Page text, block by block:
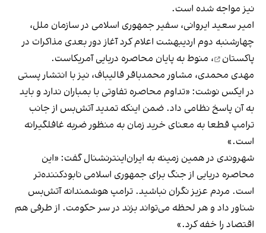
نیز مواجه شده است.
امیر سعید ایروانی، سفیر جمهوری اسلامی در سازمان ملل،
چهارشنبه دوم اردیبهشت اعلام کرد آغازدور بعدی مذاکرات در
پاکستان
، منوط به پایان محاصره دریایی آمریکاست.
مهدی محمدی، مشاور محمدباقر قالیباف، نیز با انتشار پستی
در ایکس نوشت: «تداوم محاصره تفاوتی با بمباران ندارد و باید
به آن پاسخ نظامی داد. ضمن اینکه تمدید آتش‌بس از جانب
ترامپ قطعا به معنای خرید زمان به منظور ضربه غافلگیرانه
است.»
شهروندی در همین زمینه به ایران‌اینترنشنال گفت: «این
محاصره دریایی از جنگ برای جمهوری اسلامی نابود‌کننده‌تر
است. مردم عزیز نگران نباشید. ترامپ هوشمندانه آتش‌بس
شناور داد و هر لحظه می‌تواند بزند در سر حکومت. از طرفی هم
اقتصاد را خفه کرد.»